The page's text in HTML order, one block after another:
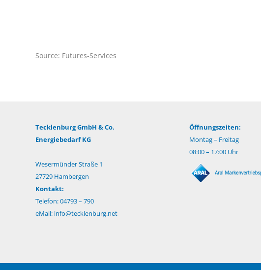
Source: Futures-Services
Tecklenburg GmbH & Co.
Energiebedarf KG
Wesermünder Straße 1
27729 Hambergen
Kontakt:
Telefon: 04793 – 790
eMail: info@tecklenburg.net
Öffnungszeiten:
Montag – Freitag
08:00 – 17:00 Uhr